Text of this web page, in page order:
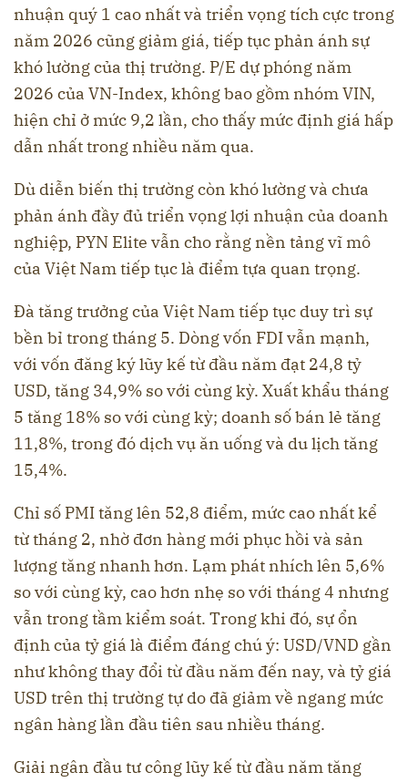
nhuận quý 1 cao nhất và triển vọng tích cực trong
năm 2026 cũng giảm giá, tiếp tục phản ánh sự
khó lường của thị trường. P/E dự phóng năm
2026 của VN-Index, không bao gồm nhóm VIN,
hiện chỉ ở mức 9,2 lần, cho thấy mức định giá hấp
dẫn nhất trong nhiều năm qua.
Dù diễn biến thị trường còn khó lường và chưa
phản ánh đầy đủ triển vọng lợi nhuận của doanh
nghiệp, PYN Elite vẫn cho rằng nền tảng vĩ mô
của Việt Nam tiếp tục là điểm tựa quan trọng.
Đà tăng trưởng của Việt Nam tiếp tục duy trì sự
bền bỉ trong tháng 5. Dòng vốn FDI vẫn mạnh,
với vốn đăng ký lũy kế từ đầu năm đạt 24,8 tỷ
USD, tăng 34,9% so với cùng kỳ. Xuất khẩu tháng
5 tăng 18% so với cùng kỳ; doanh số bán lẻ tăng
11,8%, trong đó dịch vụ ăn uống và du lịch tăng
15,4%.
Chỉ số PMI tăng lên 52,8 điểm, mức cao nhất kể
từ tháng 2, nhờ đơn hàng mới phục hồi và sản
lượng tăng nhanh hơn. Lạm phát nhích lên 5,6%
so với cùng kỳ, cao hơn nhẹ so với tháng 4 nhưng
vẫn trong tầm kiểm soát. Trong khi đó, sự ổn
định của tỷ giá là điểm đáng chú ý: USD/VND gần
như không thay đổi từ đầu năm đến nay, và tỷ giá
USD trên thị trường tự do đã giảm về ngang mức
ngân hàng lần đầu tiên sau nhiều tháng.
Giải ngân đầu tư công lũy kế từ đầu năm tăng